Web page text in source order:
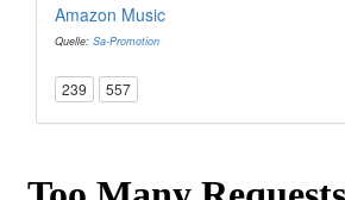
Amazon Music
Quelle: Sa-Promotion
239 557